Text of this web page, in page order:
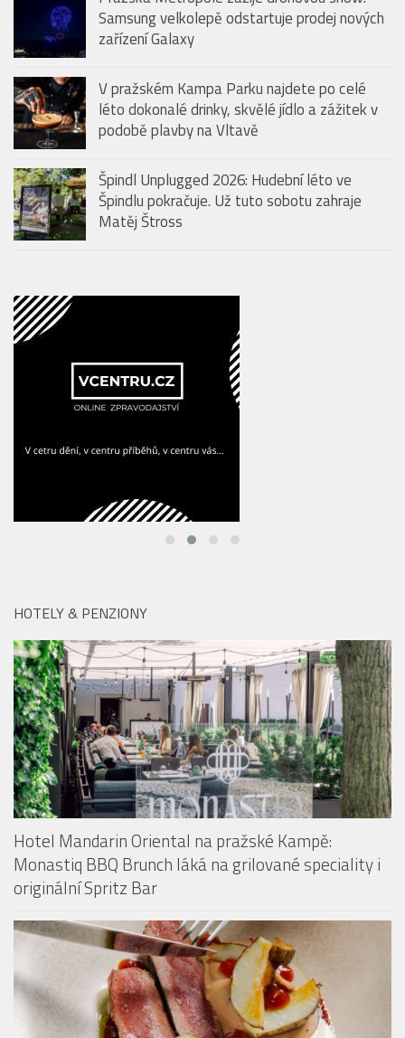
Samsung velkolepě odstartuje prodej nových
zařízení Galaxy
V pražském Kampa Parku najdete po celé
léto dokonalé drinky, skvělé jídlo a zážitek v
podobě plavby na Vltavě
Špindl Unplugged 2026: Hudební léto ve
Špindlu pokračuje. Už tuto sobotu zahraje
Matěj Štross
HOTELY & PENZIONY
Hotel Mandarin Oriental na pražské Kampě:
Monastiq BBQ Brunch láká na grilované speciality i
originální Spritz Bar